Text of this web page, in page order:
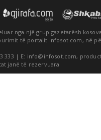
nga një grup gazetarësh
të portalit Infosot.com, në
333 | E: info@infosot.com,
janë të rezervuara